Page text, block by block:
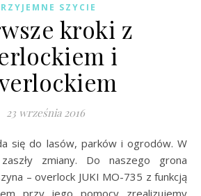
SZYCIE
kroki z
i
23 września 2016
zmiany. Do naszego grona
– overlock JUKI MO-735 z funkcją
przy jego pomocy zrealizujemy